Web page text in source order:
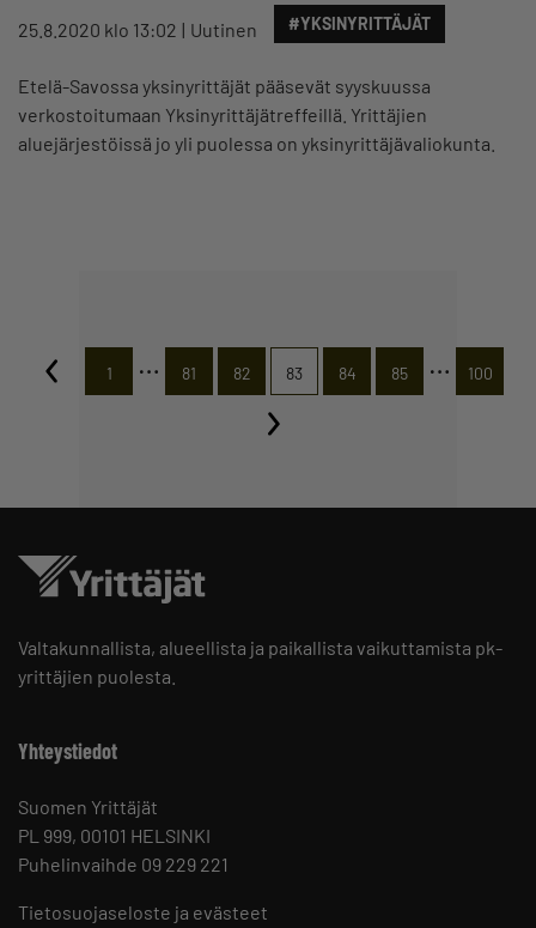
25.8.2020 klo 13:02 Uutinen #YKSINYRITTÄJÄT
Etelä-Savossa yksinyrittäjät pääsevät syyskuussa
verkostoitumaan Yksinyrittäjätreffeillä. Yrittäjien
aluejärjestöissä jo yli puolessa on yksinyrittäjävaliokunta.
1 … 81 82 83 84 85 … 100
Valtakunnallista, alueellista ja paikallista vaikuttamista pk-
yrittäjien puolesta.
Yhteystiedot
Suomen Yrittäjät
PL 999, 00101 HELSINKI
Puhelinvaihde 09 229 221
Tietosuojaseloste ja evästeet